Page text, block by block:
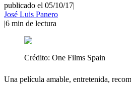
publicado el 05/10/17|
José Luis Panero
|6 min de lectura
Crédito: One Films Spain
Una película amable, entretenida,